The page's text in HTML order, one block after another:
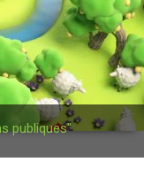
publiques"